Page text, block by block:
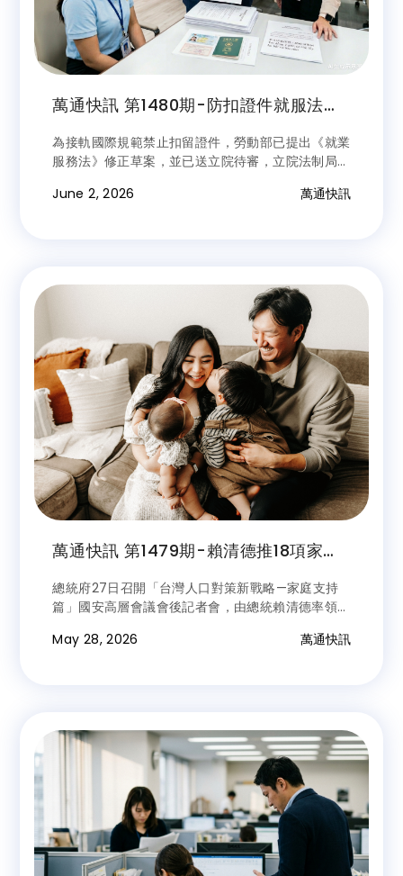
萬通快訊 第1480期-防扣證件就服法修
斷標準
為接軌國際規範禁止扣留證件，勞動部已提出《就業
服務法》修正草案，並已送立院待審，立院法制局也
建議採能否自由取回實質判斷；並針對侵占、扣留財
June 2, 2026 萬通快訊
萬通快訊 第1479期-賴清德推18項家庭
增天數的工資政府支付
總統府27日召開「台灣人口對策新戰略—家庭支持
篇」國安高層會議會後記者會，由總統賴清德率領府
女化與人口結構挑戰提出五大面向改革，涵蓋安心生
May 28, 2026 萬通快訊